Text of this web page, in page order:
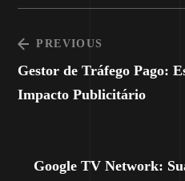
PREVIOUS
Gestor de Tráfego Pago:
Impacto Publicitário
Google TV Network: